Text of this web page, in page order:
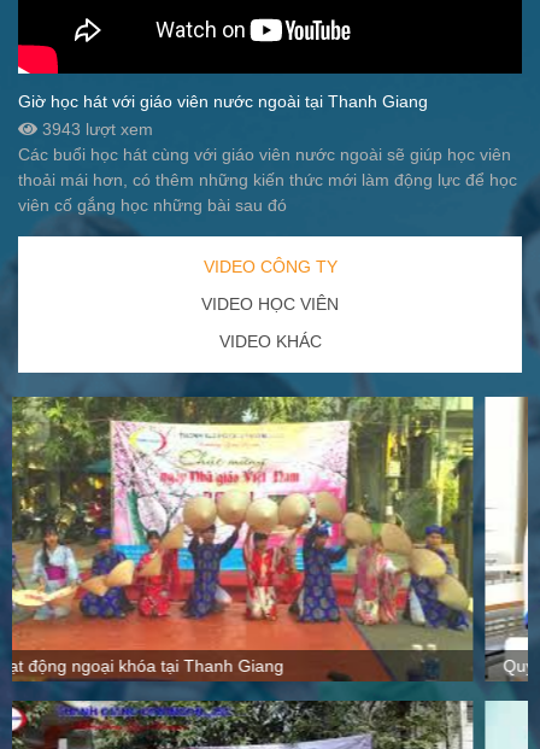
Giờ học hát với giáo viên nước ngoài tại Thanh Giang
3943 lượt xem
Các buổi học hát cùng với giáo viên nước ngoài sẽ giúp học viên
thoải mái hơn, có thêm những kiến thức mới làm động lực để học
viên cố gắng học những bài sau đó
VIDEO CÔNG TY
VIDEO HỌC VIÊN
VIDEO KHÁC
Quy mô, cách thức hoạt động tại Thanh Giang